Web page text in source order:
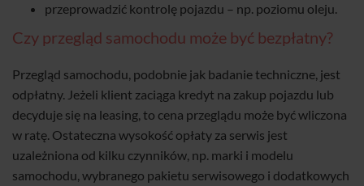
przeprowadzić kontrolę pojazdu – np. poziomu oleju.
Czy przegląd samochodu może być bezpłatny?
Przegląd samochodu, podobnie jak badanie techniczne, jest
odpłatny. Jeżeli klient zaciąga kredyt na zakup pojazdu lub
decyduje się na leasing, to cena przeglądu może być wliczona
w ratę. Ostateczna wysokość opłaty za serwis jest
uzależniona od kilku czynników, np. marki i modelu
samochodu, wybranego pakietu serwisowego i dodatkowych